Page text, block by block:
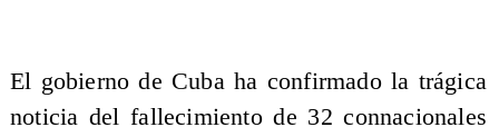
El gobierno de Cuba ha confirmado la trágica
noticia del fallecimiento de 32 connacionales